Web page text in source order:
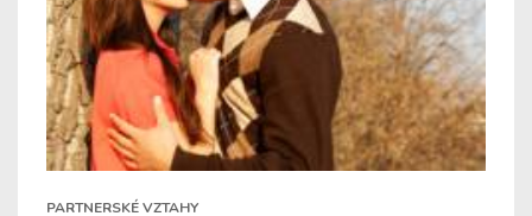
PARTNERSKÉ VZTAHY